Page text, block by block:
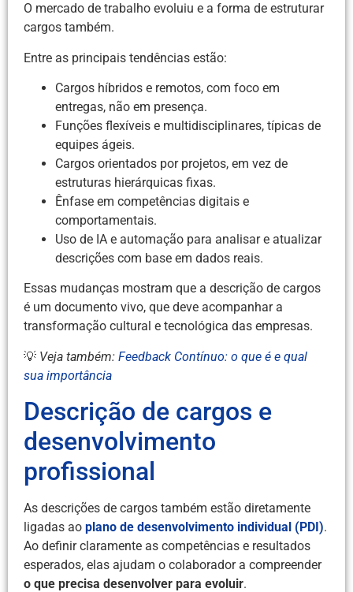
O mercado de trabalho evoluiu e a forma de estruturar
cargos também.
Entre as principais tendências estão:
Cargos híbridos e remotos, com foco em
entregas, não em presença.
Funções flexíveis e multidisciplinares, típicas de
equipes ágeis.
Cargos orientados por projetos, em vez de
estruturas hierárquicas fixas.
Ênfase em competências digitais e
comportamentais.
Uso de IA e automação para analisar e atualizar
descrições com base em dados reais.
Essas mudanças mostram que a descrição de cargos
é um documento vivo, que deve acompanhar a
transformação cultural e tecnológica das empresas.
💡 Veja também: Feedback Contínuo: o que é e qual
sua importância
Descrição de cargos e
desenvolvimento
profissional
As descrições de cargos também estão diretamente
ligadas ao plano de desenvolvimento individual (PDI).
Ao definir claramente as competências e resultados
esperados, elas ajudam o colaborador a compreender
o que precisa desenvolver para evoluir.